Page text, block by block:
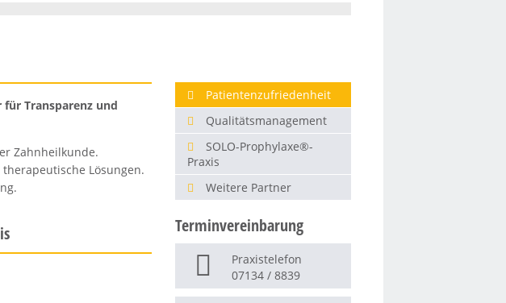
Transparenz und
Zahnheilkunde.
Lösungen.
Patientenzufriedenheit
Qualitätsmanagement
SOLO-Prophylaxe®-
Praxis
Weitere Partner
Terminvereinbarung
Praxistelefon
07134 / 8839